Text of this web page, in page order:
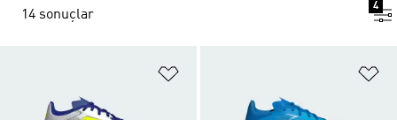
14 sonuçlar
4